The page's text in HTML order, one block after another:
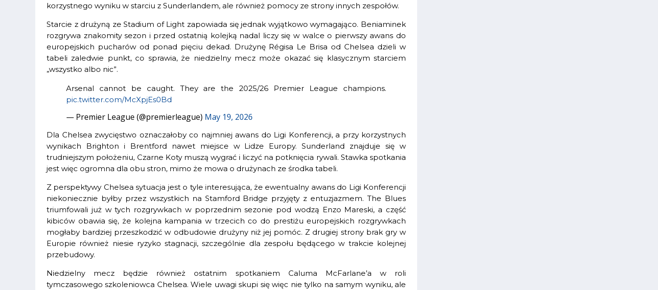
korzystnego wyniku w starciu z Sunderlandem, ale również pomocy ze strony innych zespołów.
Starcie z drużyną ze Stadium of Light zapowiada się jednak wyjątkowo wymagająco. Beniaminek
rozgrywa znakomity sezon i przed ostatnią kolejką nadal liczy się w walce o pierwszy awans do
europejskich pucharów od ponad pięciu dekad. Drużynę Régisa Le Brisa od Chelsea dzieli w
tabeli zaledwie punkt, co sprawia, że niedzielny mecz może okazać się klasycznym starciem
„wszystko albo nic”.
Arsenal cannot be caught. They are the 2025/26 Premier League champions.
pic.twitter.com/McXpjEs0Bd
— Premier League (@premierleague) May 19, 2026
Dla Chelsea zwycięstwo oznaczałoby co najmniej awans do Ligi Konferencji, a przy korzystnych
wynikach Brighton i Brentford nawet miejsce w Lidze Europy. Sunderland znajduje się w
trudniejszym położeniu, Czarne Koty muszą wygrać i liczyć na potknięcia rywali. Stawka spotkania
jest więc ogromna dla obu stron, mimo że mowa o drużynach ze środka tabeli.
Z perspektywy Chelsea sytuacja jest o tyle interesująca, że ewentualny awans do Ligi Konferencji
niekoniecznie byłby przez wszystkich na Stamford Bridge przyjęty z entuzjazmem. The Blues
triumfowali już w tych rozgrywkach w poprzednim sezonie pod wodzą Enzo Mareski, a część
kibiców obawia się, że kolejna kampania w trzecich co do prestiżu europejskich rozgrywkach
mogłaby bardziej przeszkodzić w odbudowie drużyny niż jej pomóc. Z drugiej strony brak gry w
Europie również niesie ryzyko stagnacji, szczególnie dla zespołu będącego w trakcie kolejnej
przebudowy.
Niedzielny mecz będzie również ostatnim spotkaniem Caluma McFarlane’a w roli
tymczasowego szkoleniowca Chelsea. Wiele uwagi skupi się więc nie tylko na samym wyniku, ale